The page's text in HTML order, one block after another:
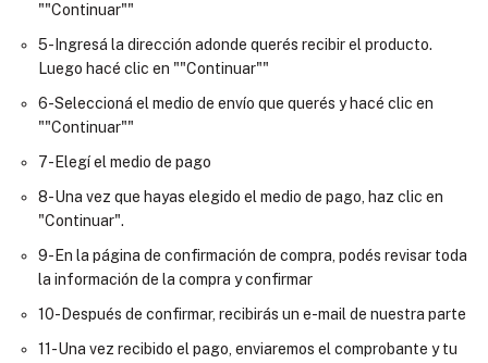
""Continuar""
5-Ingresá la dirección adonde querés recibir el producto.
Luego hacé clic en ""Continuar""
6-Seleccioná el medio de envío que querés y hacé clic en
""Continuar""
7-Elegí el medio de pago
8-Una vez que hayas elegido el medio de pago, haz clic en
"Continuar".
9-En la página de confirmación de compra, podés revisar toda
la información de la compra y confirmar
10-Después de confirmar, recibirás un e-mail de nuestra parte
11-Una vez recibido el pago, enviaremos el comprobante y tu